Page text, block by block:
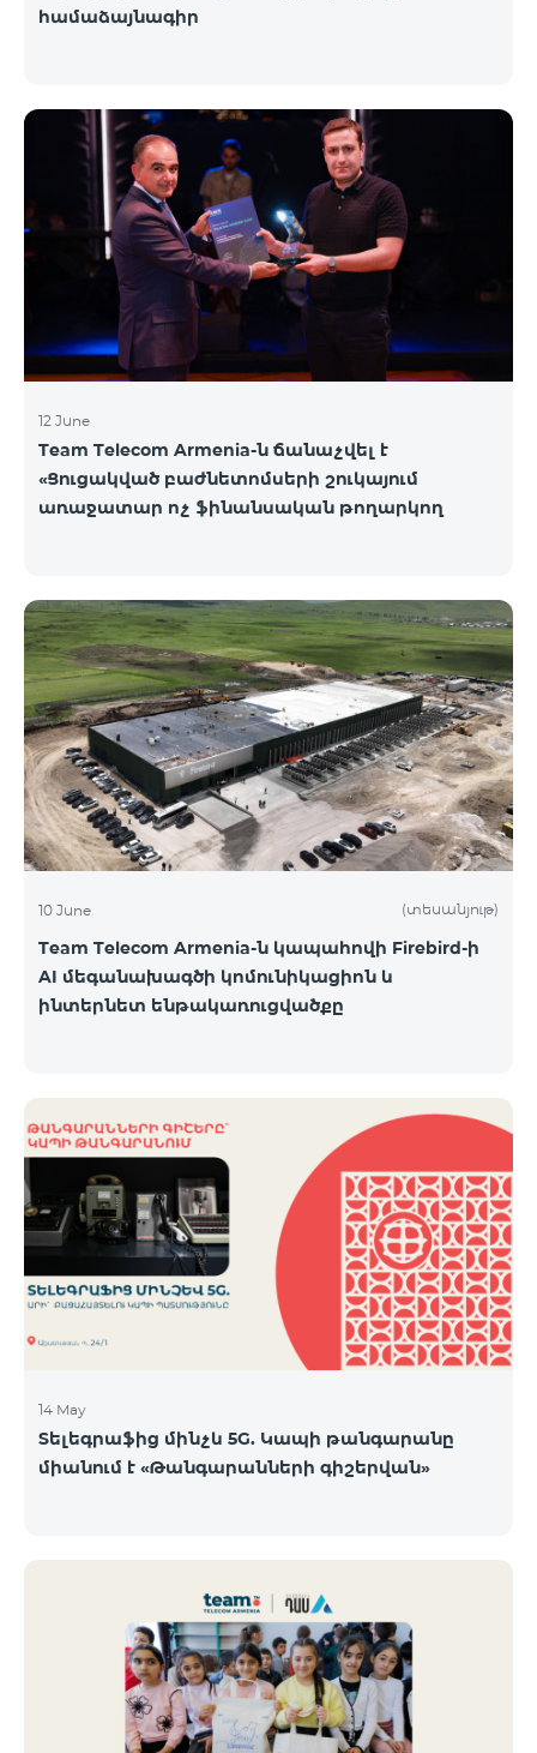
համաձայնագիր
12 June
Team Telecom Armenia-ն ճանաչվել է
«Ցուցակված բաժնետոմսերի շուկայում
առաջատար ոչ ֆինանսական թողարկող
10 June (տեսանյութ)
Team Telecom Armenia-ն կապահովի Firebird-ի
AI մեգանախագծի կոմունիկացիոն և
ինտերնետ ենթակառուցվածքը
14 May
Տելեգրաֆից մինչև 5G. Կապի թանգարանը
միանում է «Թանգարանների գիշերվան»